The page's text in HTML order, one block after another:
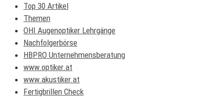
Top 30 Artikel
Themen
OHI Augenoptiker Lehrgänge
Nachfolgerbörse
HBPRO Unternehmensberatung
www.optiker.at
www.akustiker.at
Fertigbrillen Check